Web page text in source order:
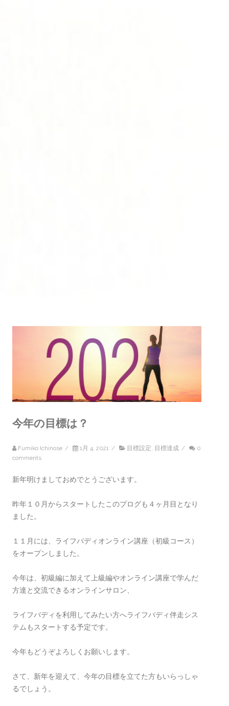
今年の目標は？
Fumiko Ichinose / 1月 4, 2021 / 目標設定 目標達成 /
0
comments
新年明けましておめでとうございます。
昨年１０月からスタートしたこのプログも４ヶ月目となり
ました。
１１月には、ライフバディオンライン講座（初級コース）
をオープンしました。
今年は、初級編に加えて上級編やオンライン講座で学んだ
方達と交流できるオンラインサロン、
ライフバディを利用してみたい方へライフバディ伴走シス
テムもスタートする予定です。
今年もどうぞよろしくお願いします。
さて、新年を迎えて、今年の目標を立てた方もいらっしゃ
るでしょう。